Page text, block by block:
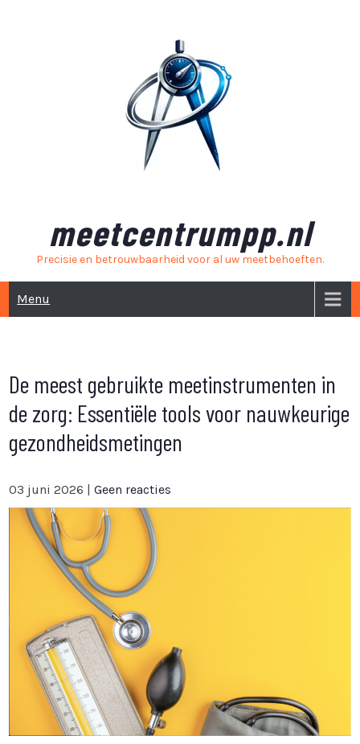
meetcentrumpp.nl
Precisie en betrouwbaarheid voor al uw meetbehoeften.
Menu
De meest gebruikte meetinstrumenten in
de zorg: Essentiële tools voor nauwkeurige
gezondheidsmetingen
03 juni 2026 |Geen reacties